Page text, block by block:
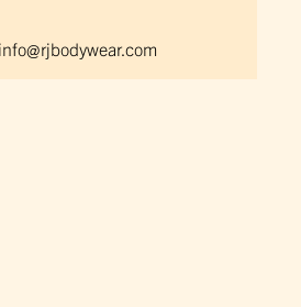
info@rjbodywear.com